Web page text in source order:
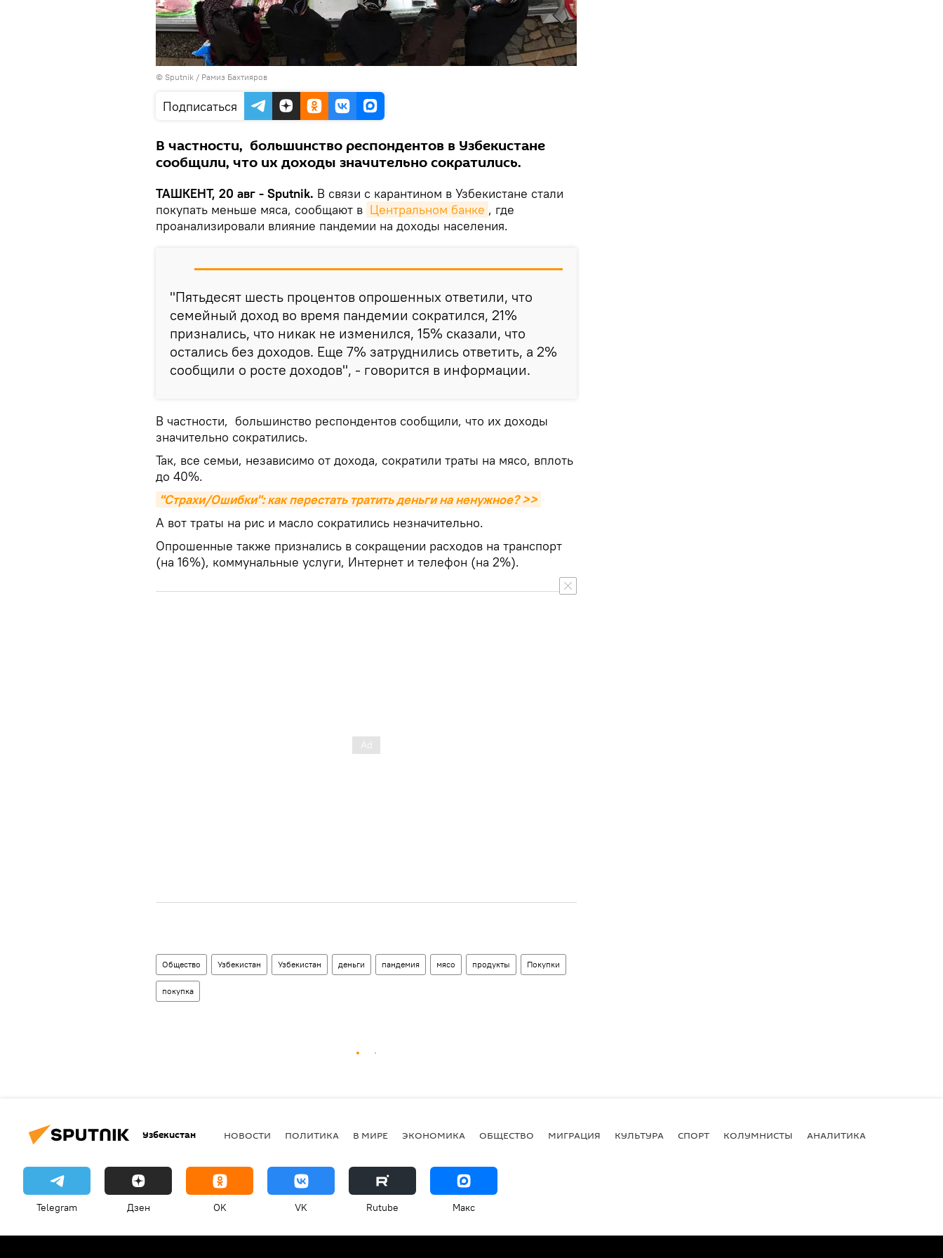
© Sputnik / Рамиз Бахтияров
Подписаться
В частности, большинство респондентов в Узбекистане
сообщили, что их доходы значительно сократились.
ТАШКЕНТ, 20 авг - Sputnik. В связи с карантином в Узбекистане стали
покупать меньше мяса, сообщают в Центральном банке , где
проанализировали влияние пандемии на доходы населения.
"Пятьдесят шесть процентов опрошенных ответили, что
семейный доход во время пандемии сократился, 21%
признались, что никак не изменился, 15% сказали, что
остались без доходов. Еще 7% затруднились ответить, а 2%
сообщили о росте доходов", - говорится в информации.
В частности, большинство респондентов сообщили, что их доходы
значительно сократились.
Так, все семьи, независимо от дохода, сократили траты на мясо, вплоть
до 40%.
"Страхи/Ошибки": как перестать тратить деньги на ненужное? >>
А вот траты на рис и масло сократились незначительно.
Опрошенные также признались в сокращении расходов на транспорт
(на 16%), коммунальные услуги, Интернет и телефон (на 2%).
Общество Узбекистан Узбекистан деньги пандемия мясо продукты Покупки
покупка
Узбекистан НОВОСТИ ПОЛИТИКА В МИРЕ ЭКОНОМИКА ОБЩЕСТВО МИГРАЦИЯ КУЛЬТУРА СПОРТ КОЛУМНИСТЫ АНАЛИТИКА
Telegram Дзен OK VK Rutube Макс